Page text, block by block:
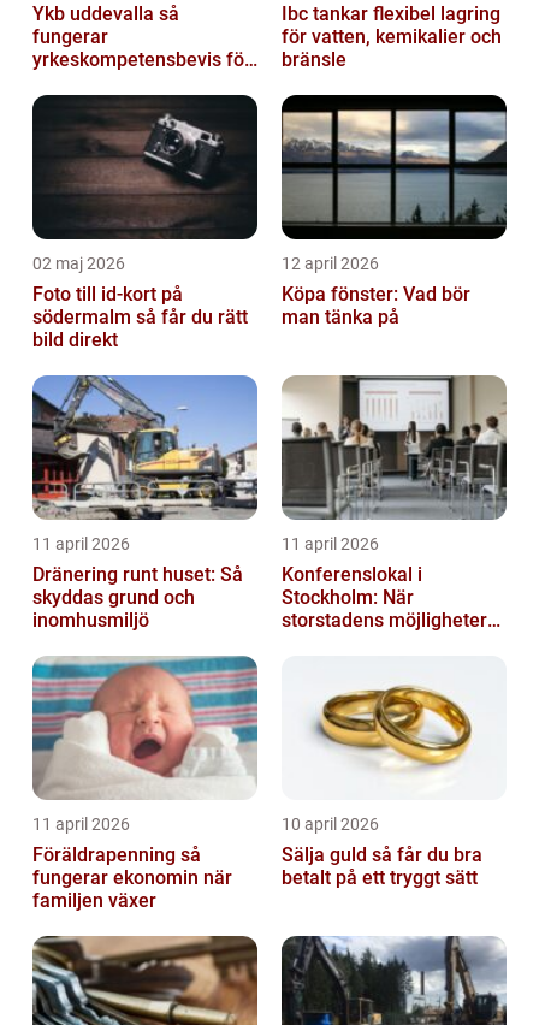
Ykb uddevalla så
fungerar
yrkeskompetensbevis för
Ibc tankar flexibel lagring
för vatten, kemikalier och
bränsle
02 maj 2026
Foto till id-kort på
södermalm så får du rätt
bild direkt
12 april 2026
Köpa fönster: Vad bör
man tänka på
11 april 2026
Dränering runt huset: Så
skyddas grund och
inomhusmiljö
11 april 2026
Konferenslokal i
Stockholm: När
storstadens möjligheter
11 april 2026
Föräldrapenning så
fungerar ekonomin när
familjen växer
10 april 2026
Sälja guld så får du bra
betalt på ett tryggt sätt